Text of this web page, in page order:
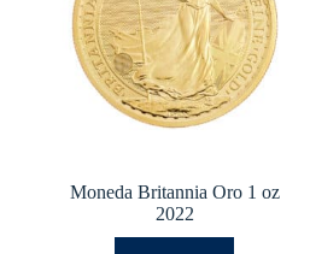
Moneda Britannia Oro 1 oz
2022